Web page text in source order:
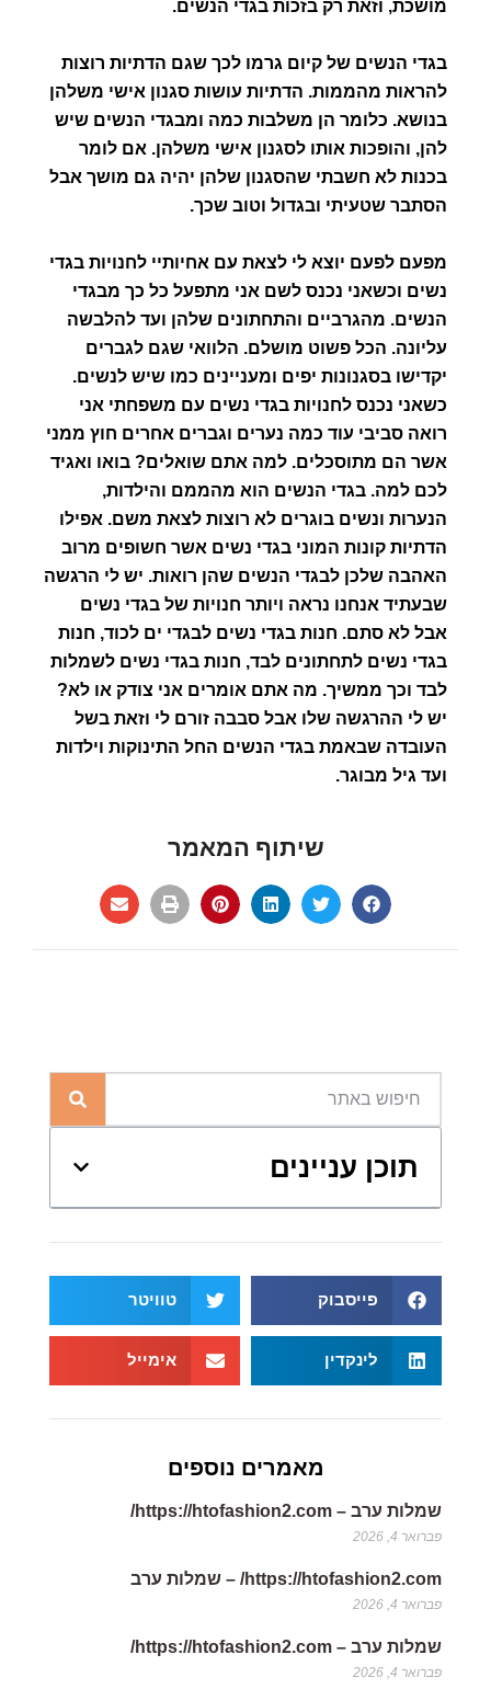
מושכת, וזאת רק בזכות בגדי הנשים.
בגדי הנשים של קיום גרמו לכך שגם הדתיות רוצות
להראות מהממות. הדתיות עושות סגנון אישי משלהן
בנושא. כלומר הן משלבות כמה ומבגדי הנשים שיש
להן, והופכות אותו לסגנון אישי משלהן. אם לומר
בכנות לא חשבתי שהסגנון שלהן יהיה גם מושך אבל
הסתבר שטעיתי ובגדול וטוב שכך.
מפעם לפעם יוצא לי לצאת עם אחיותיי לחנויות בגדי
נשים וכשאני נכנס לשם אני מתפעל כל כך מבגדי
הנשים. מהגרביים והתחתונים שלהן ועד להלבשה
עליונה. הכל פשוט מושלם. הלוואי שגם לגברים
יקדישו בסגנונות יפים ומעניינים כמו שיש לנשים.
כשאני נכנס לחנויות בגדי נשים עם משפחתי אני
רואה סביבי עוד כמה נערים וגברים אחרים חוץ ממני
אשר הם מתוסכלים. למה אתם שואלים? בואו ואגיד
לכם למה. בגדי הנשים הוא מהממם והילדות,
הנערות ונשים בוגרים לא רוצות לצאת משם. אפילו
הדתיות קונות המוני בגדי נשים אשר חשופים מרוב
האהבה שלכן לבגדי הנשים שהן רואות. יש לי הרגשה
שבעתיד אנחנו נראה ויותר חנויות של בגדי נשים
אבל לא סתם. חנות בגדי נשים לבגדי ים לכוד, חנות
בגדי נשים לתחתונים לבד, חנות בגדי נשים לשמלות
לבד וכך ממשיך. מה אתם אומרים אני צודק או לא?
יש לי ההרגשה שלו אבל סבבה זורם לי וזאת בשל
העובדה שבאמת בגדי הנשים החל התינוקות וילדות
ועד גיל מבוגר.
שיתוף המאמר
תוכן עניינים
פייסבוק טוויטר
לינקדין אימייל
מאמרים נוספים
שמלות ערב – https://htofashion2.com/
פברואר 4, 2026
https://htofashion2.com/ – שמלות ערב
פברואר 4, 2026
שמלות ערב – https://htofashion2.com/
פברואר 4, 2026